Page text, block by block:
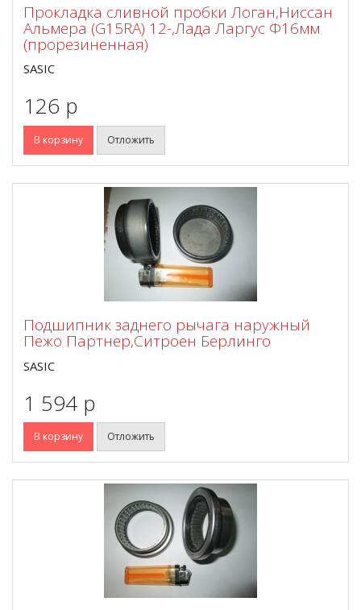
Прокладка сливной пробки Логан,Ниссан
Альмера (G15RA) 12-,Лада Ларгус Ф16мм
(прорезиненная)
SASIC
126 p
В корзину Отложить
Подшипник заднего рычага наружный
Пежо Партнер,Ситроен Берлинго
SASIC
1 594 p
В корзину Отложить